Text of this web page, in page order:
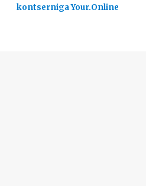
kontserniga Your.Online